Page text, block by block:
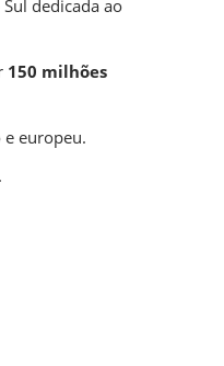
dedicada ao
150 milhões
europeu.